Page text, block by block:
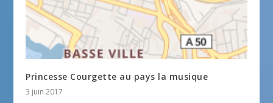
Princesse Courgette au pays la musique
3 juin 2017